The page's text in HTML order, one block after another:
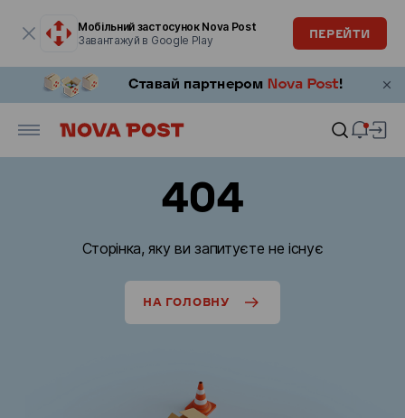
Мобільний застосунок Nova Post
Завантажуй в Google Play
ПЕРЕЙТИ
404
Сторінка, яку ви запитуєте не існує
НА ГОЛОВНУ